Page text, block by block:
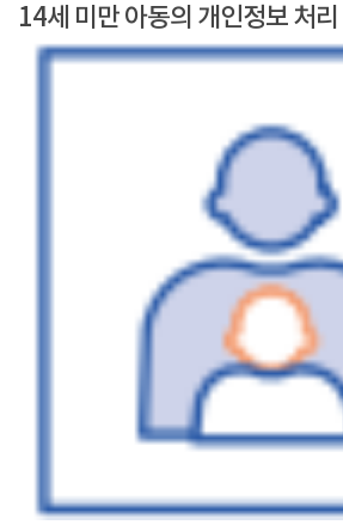
14세 미만 아동의 개인정보 처리